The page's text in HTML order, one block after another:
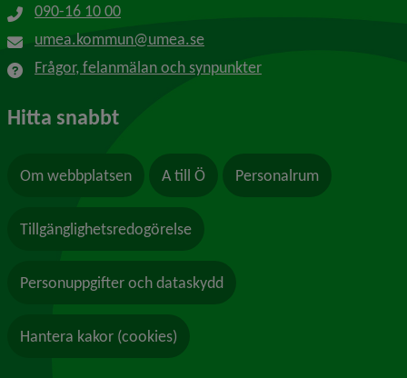
090-16 10 00
umea.kommun@umea.se
Frågor, felanmälan och synpunkter
Hitta snabbt
Om webbplatsen A till Ö Personalrum
Tillgänglighetsredogörelse
Personuppgifter och dataskydd
Hantera kakor (cookies)